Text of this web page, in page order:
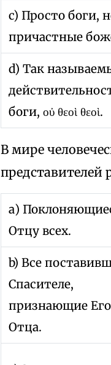
c) Просто боги,
причастные
d) Так
боги, οὐ θεοὶ θεοὶ.
В мире
представителей
а)
Отцу всех.
b) Все
Спасителе,
признающие Его
Отца.